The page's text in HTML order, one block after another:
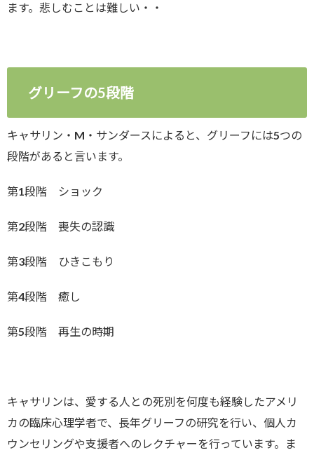
ます。悲しむことは難しい・・
グリーフの5段階
キャサリン・M・サンダースによると、グリーフには5つの
段階があると言います。
第1段階 ショック
第2段階 喪失の認識
第3段階 ひきこもり
第4段階 癒し
第5段階 再生の時期
キャサリンは、愛する人との死別を何度も経験したアメリ
カの臨床心理学者で、長年グリーフの研究を行い、個人カ
ウンセリングや支援者へのレクチャーを行っています。ま